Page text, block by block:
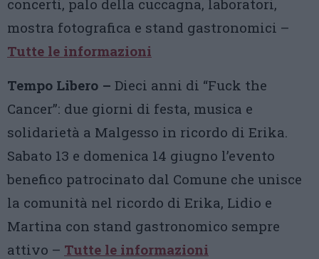
concerti, palo della cuccagna, laboratori,
mostra fotografica e stand gastronomici –
Tutte le informazioni
Tempo Libero – Dieci anni di “Fuck the
Cancer”: due giorni di festa, musica e
solidarietà a Malgesso in ricordo di Erika.
Sabato 13 e domenica 14 giugno l’evento
benefico patrocinato dal Comune che unisce
la comunità nel ricordo di Erika, Lidio e
Martina con stand gastronomico sempre
attivo – Tutte le informazioni